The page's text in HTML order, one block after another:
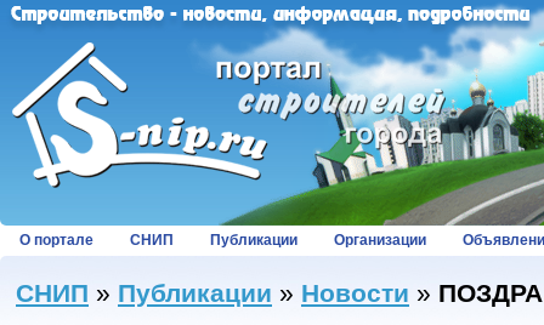
О портале СНИП Публикации Организации
СНИП » Публикации » Новости »